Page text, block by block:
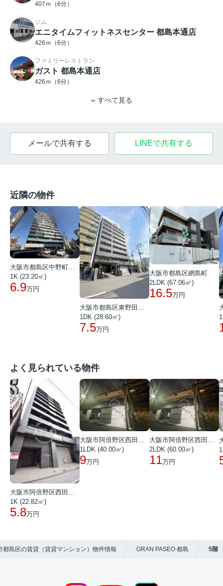
407ｍ（6分）
ジム
エニタイムフィットネスセンター 都島本通店
426ｍ（6分）
ファミリーレストラン
ガスト 都島本通店
426ｍ（6分）
すべて見る
メールで共有する LINEで共有する
近隣の物件
1K (23.20㎡)
6.9万円
大阪市都島区東野田町４丁目
1DK (28.60㎡)
7.5万円
大阪市都島区網島町
2LDK (67.06㎡)
16.5万円
よく見られている物件
大阪市阿倍野区西田辺町１丁目
1K (22.82㎡)
5.8万円
大阪市阿倍野区西田辺町１丁目
1LDK (40.00㎡)
9万円
大阪市阿倍野区西田辺町１丁目
2LDK (60.00㎡)
11万円
都島区の賃貸（賃貸マンション）物件情報 GRAN PASEO 都島 5階